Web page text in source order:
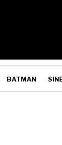
BATMAN